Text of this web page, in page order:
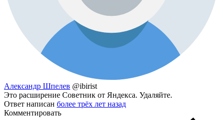
Александр Шпелев @ibirist
Это расширение Советник от Яндекса. Удаляйте.
Ответ написан более трёх лет назад
Комментировать